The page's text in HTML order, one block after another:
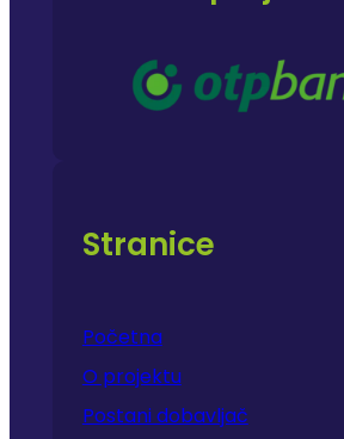
Stranice
Početna
O projektu
Postani dobavljač